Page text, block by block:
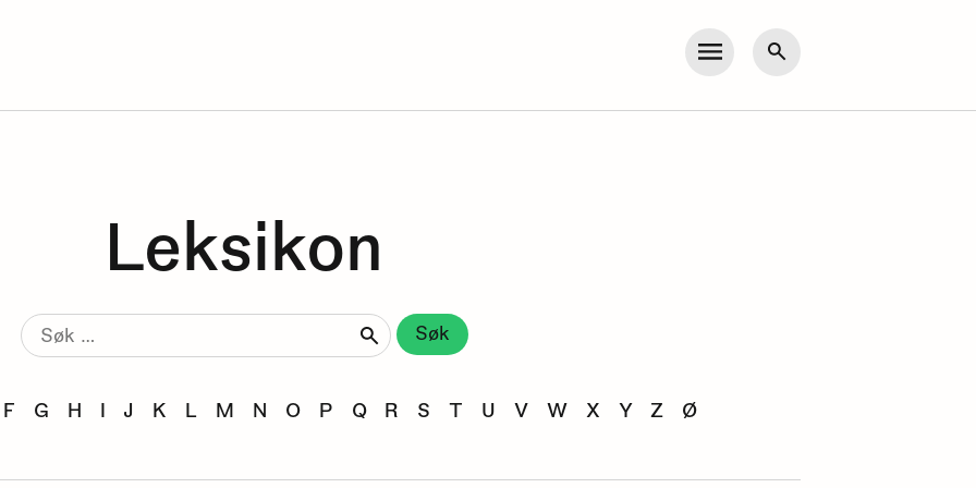
Meny Søk
Leksikon
Søk
etter:
F G H I J K L M N O P Q R S T U V W X Y Z Ø